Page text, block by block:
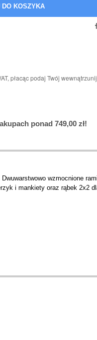
płacąc podaj Twój
ponad 749,00 zł!
wzmocnione
i mankiety oraz rąbek 2x2